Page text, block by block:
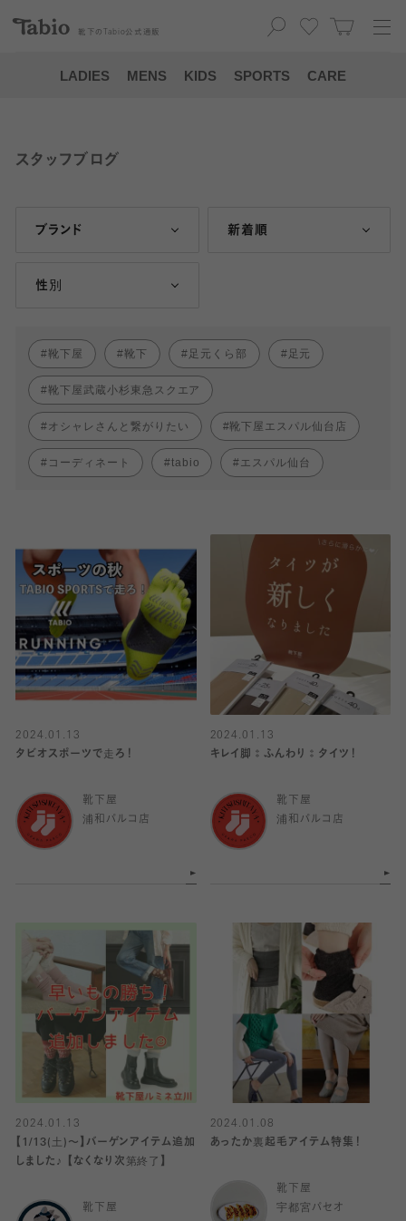
靴下の Tabio 公式通販
LADIES MENS KIDS SPORTS CARE
スタッフブログ
ブランド 新着順
性別
靴下屋 靴下 足元くら部 足元
靴下屋武蔵小杉東急スクエア
オシャレさんと繋がりたい 靴下屋エスパル仙台店
コーディネート tabio エスパル仙台
2024.01.13
タビオスポーツで走ろ！
靴下屋
浦和パルコ店
2024.01.13
キレイ脚⁑ふんわり⁑タイツ！
靴下屋
浦和パルコ店
2024.01.13
【1/13(土)〜】バーゲンアイテム追加
しました♪ 【なくなり次第終了】
靴下屋
2024.01.08
あったか裏起毛アイテム特集！
靴下屋
宇都宮パセオ